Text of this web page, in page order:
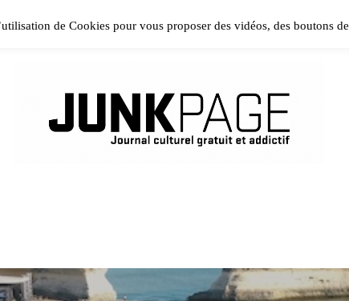
install and activate Powerkit plugin from Appearance →
de Cookies pour vous proposer des vidéos, des boutons